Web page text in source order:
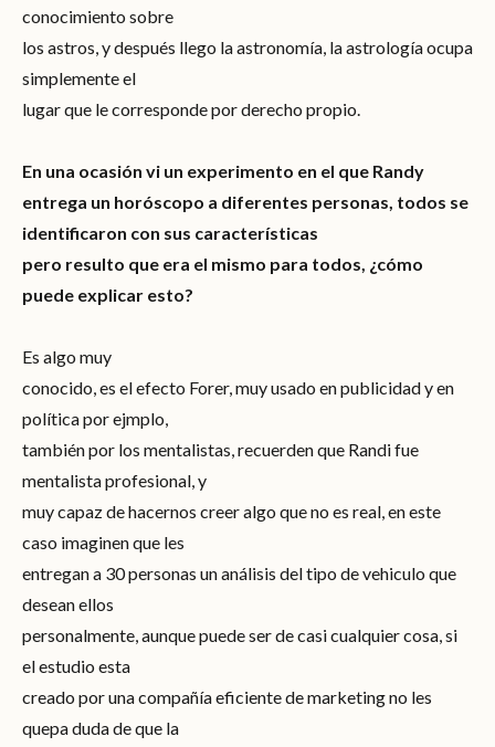
conocimiento sobre
los astros, y después llego la astronomía, la astrología ocupa
simplemente el
lugar que le corresponde por derecho propio.
En una ocasión vi un experimento en el que Randy
entrega un horóscopo a diferentes personas, todos se
identificaron con sus características
pero resulto que era el mismo para todos, ¿cómo
puede explicar esto?
Es algo muy
conocido, es el efecto Forer, muy usado en publicidad y en
política por ejmplo,
también por los mentalistas, recuerden que Randi fue
mentalista profesional, y
muy capaz de hacernos creer algo que no es real, en este
caso imaginen que les
entregan a 30 personas un análisis del tipo de vehiculo que
desean ellos
personalmente, aunque puede ser de casi cualquier cosa, si
el estudio esta
creado por una compañía eficiente de marketing no les
quepa duda de que la